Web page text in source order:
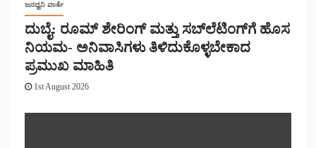
ಜನಧ್ವನಿ ವಾರ್ತೆ
ದುಬೈ: ರೂಮ್ ಶೇರಿಂಗ್ ಮತ್ತು ಸಬ್‌ಲೆಟಿಂಗ್‌ಗೆ ಹೊಸ
ನಿಯಮ- ಅನಿವಾಸಿಗಳು ತಿಳಿದುಕೊಳ್ಳಬೇಕಾದ
ಪ್ರಮುಖ ಮಾಹಿತಿ
1st August 2026